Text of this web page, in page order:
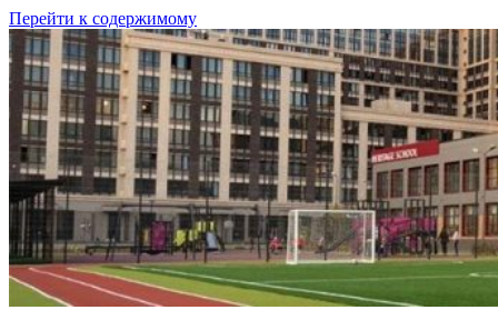
Перейти к содержимому